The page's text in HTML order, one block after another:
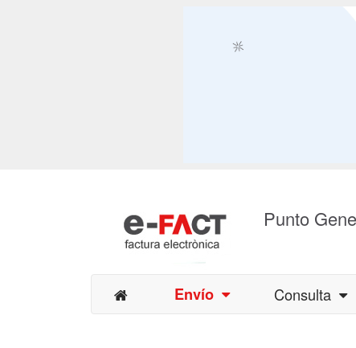
Punto
Envío Consulta